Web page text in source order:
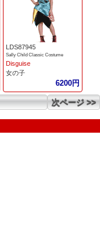
LDS87945
Sally Child Classic Costume
Disguise
女の子
6200円
次ページ >>